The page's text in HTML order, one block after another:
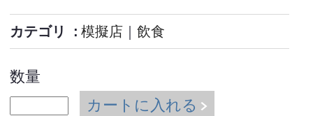
カテゴリ 模擬店 飲食
数量
カートに入れる